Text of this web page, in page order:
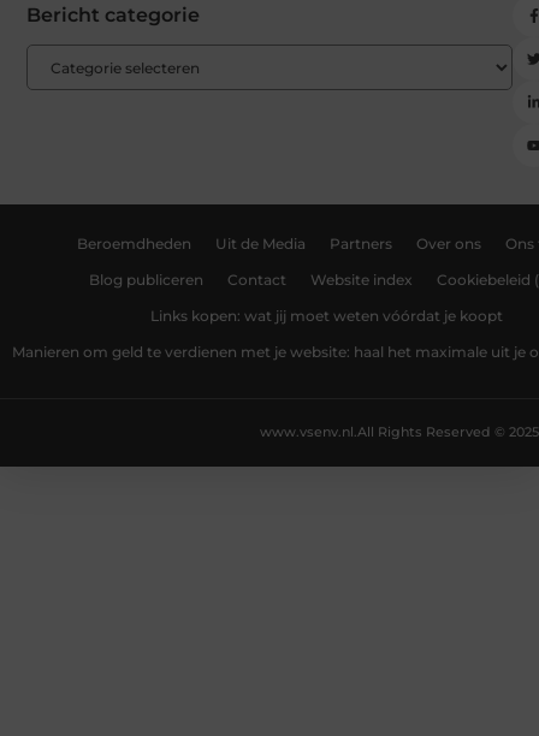
Bericht categorie
Beroemdheden Uit de Media Partners Over ons Ons
Blog publiceren Contact Website index Cookiebeleid
Links kopen: wat jij moet weten vóórdat je koopt
Manieren om geld te verdienen met je website: haal het maximale uit je
All Rights Reserved © 2025
www.vsenv.nl.